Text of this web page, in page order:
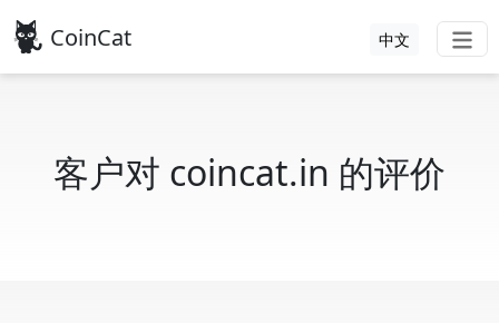
CoinCat 中文
客户对 coincat.in 的评价